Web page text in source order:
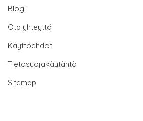
Blogi
Ota yhteyttä
Käyttöehdot
Tietosuojakäytäntö
Sitemap